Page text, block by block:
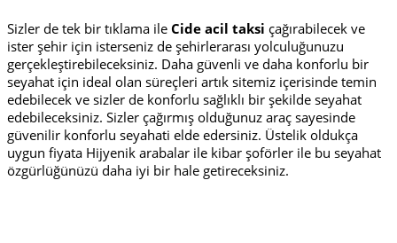
Sizler de tek bir tıklama ile Cide acil taksi çağırabilecek ve
ister şehir için isterseniz de şehirlerarası yolculuğunuzu
gerçekleştirebileceksiniz. Daha güvenli ve daha konforlu bir
seyahat için ideal olan süreçleri artık sitemiz içerisinde temin
edebilecek ve sizler de konforlu sağlıklı bir şekilde seyahat
edebileceksiniz. Sizler çağırmış olduğunuz araç sayesinde
güvenilir konforlu seyahati elde edersiniz. Üstelik oldukça
uygun fiyata Hijyenik arabalar ile kibar şoförler ile bu seyahat
özgürlüğünüzü daha iyi bir hale getireceksiniz.